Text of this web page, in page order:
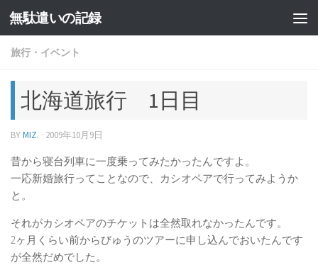
コンテンツへスキップ
無駄遣いの記録
旅行・イベント
北海道旅行 1日目
BYMIZ. · 2009年10月9日
昔から寝台列車に一度乗ってみたかったんですよ。
一応新婚旅行ってことなので、カシオペアで行ってみようか
と。
それがカシオペアのチケットは全然取れなかったんです。
2ヶ月くらい前からびゅうのツアーに申し込んでおいたんです
が全然だめでした。